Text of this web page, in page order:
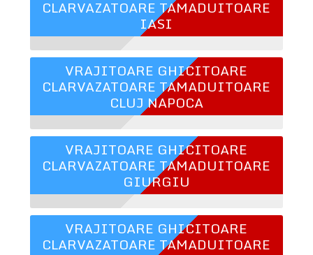
CLARVAZATOARE TAMADUITOARE
IASI
VRAJITOARE GHICITOARE
CLARVAZATOARE TAMADUITOARE
CLUJ NAPOCA
VRAJITOARE GHICITOARE
CLARVAZATOARE TAMADUITOARE
GIURGIU
VRAJITOARE GHICITOARE
CLARVAZATOARE TAMADUITOARE